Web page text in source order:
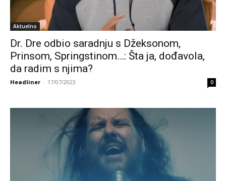
Aktuelno
Dr. Dre odbio saradnju s Džeksonom,
Prinsom, Springstinom…: Šta ja, dođavola,
da radim s njima?
Headliner - 17/07/2023 0